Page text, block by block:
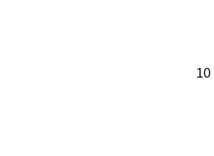
10